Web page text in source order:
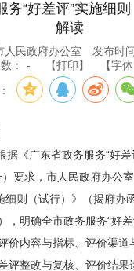
务“好差评”实施细
解读
人民政府办公室
发布时
： - 【打印】 【字体
《广东省政务服务“好差
要求，市人民政府办公
细则（试行）》（揭府办
，明确全市政务服务“好
价内容与指标、评价渠道
评整改与复核、评价结果